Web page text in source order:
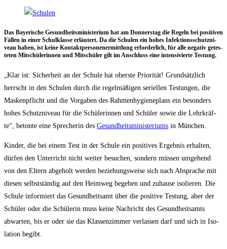
Das Baye­ri­sche Gesund­heits­mi­nis­te­ri­um hat am Don­ners­tag die Regeln bei posi­ti­ven
Fäl­len in einer Schul­klas­se erläu­tert. Da die Schu­len ein hohes Infek­ti­ons­schutz­ni­
veau haben, ist kei­ne Kon­takt­per­so­nen­er­mitt­lung erfor­der­lich, für alle nega­tiv getes­
te­ten Mit­schü­le­rin­nen und Mit­schü­ler gilt im Anschluss eine inten­si­vier­te Testung.
„Klar ist: Sicher­heit an der Schu­le hat obers­te Prio­ri­tät! Grund­sätz­lich
herrscht in den Schu­len durch die regel­mä­ßi­gen seri­el­len Tes­tun­gen, die
Mas­ken­pflicht und die Vor­ga­ben des Rah­men­hy­gie­ne­plans ein beson­ders
hohes Schutz­ni­veau für die Schü­le­rin­nen und Schü­ler sowie die Lehr­kräf­
te“, beton­te eine Spre­che­rin des Gesund­heits­mi­nis­te­ri­ums in München.
Kin­der, die bei einem Test in der Schu­le ein posi­ti­ves Ergeb­nis erhal­ten,
dür­fen den Unter­richt nicht wei­ter besu­chen, son­dern müs­sen umge­hend
von den Eltern abge­holt wer­den bezie­hungs­wei­se sich nach Abspra­che mit
die­sen selbst­stän­dig auf den Heim­weg bege­ben und zuhau­se iso­lie­ren. Die
Schu­le infor­miert das Gesund­heits­amt über die posi­ti­ve Tes­tung, aber der
Schü­ler oder die Schü­le­rin muss kei­ne Nach­richt des Gesund­heits­amts
abwar­ten, bis er oder sie das Klas­sen­zim­mer ver­las­sen darf und sich in Iso­
la­ti­on begibt.